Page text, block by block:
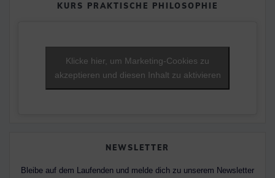
KURS PRAKTISCHE PHILOSOPHIE
Klicke hier, um Marketing-Cookies zu
akzeptieren und diesen Inhalt zu aktivieren
NEWSLETTER
Bleibe auf dem Laufenden und melde dich zu unserem Newsletter